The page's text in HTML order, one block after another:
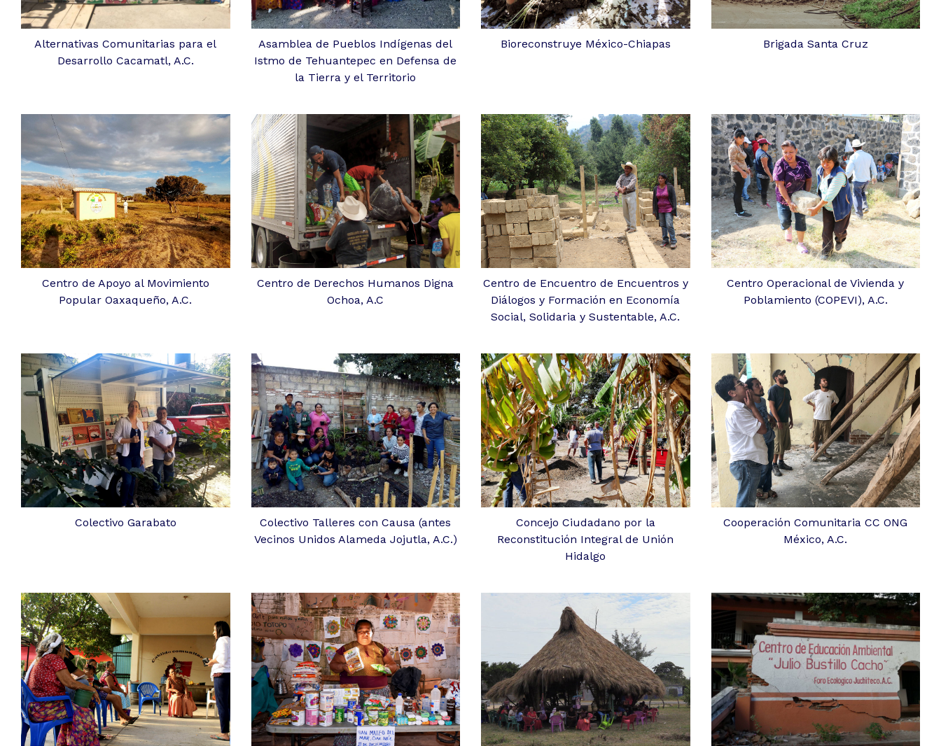
Alternativas Comunitarias para el
Desarrollo Cacamatl, A.C.
Asamblea de Pueblos Indígenas del
Istmo de Tehuantepec en Defensa de
la Tierra y el Territorio
Bioreconstruye México-Chiapas Brigada Santa Cruz
Centro de Apoyo al Movimiento
Popular Oaxaqueño, A.C.
Centro de Derechos Humanos Digna
Ochoa, A.C
Centro de Encuentro de Encuentros y
Diálogos y Formación en Economía
Social, Solidaria y Sustentable, A.C.
Centro Operacional de Vivienda y
Poblamiento (COPEVI), A.C.
Colectivo Garabato
Colectivo Talleres con Causa (antes
Vecinos Unidos Alameda Jojutla, A.C.)
Concejo Ciudadano por la
Reconstitución Integral de Unión
Hidalgo
Cooperación Comunitaria CC ONG
México, A.C.